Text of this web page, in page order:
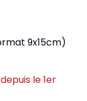
9x15cm)
le 1er